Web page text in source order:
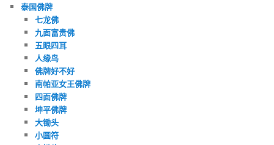
泰国佛牌
七龙佛
九面富贵佛
五眼四耳
人缘鸟
佛牌好不好
南帕亚女王佛牌
四面佛牌
坤平佛牌
大锄头
小圆符